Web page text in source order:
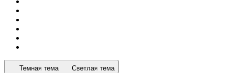
Темная тема Светлая тема